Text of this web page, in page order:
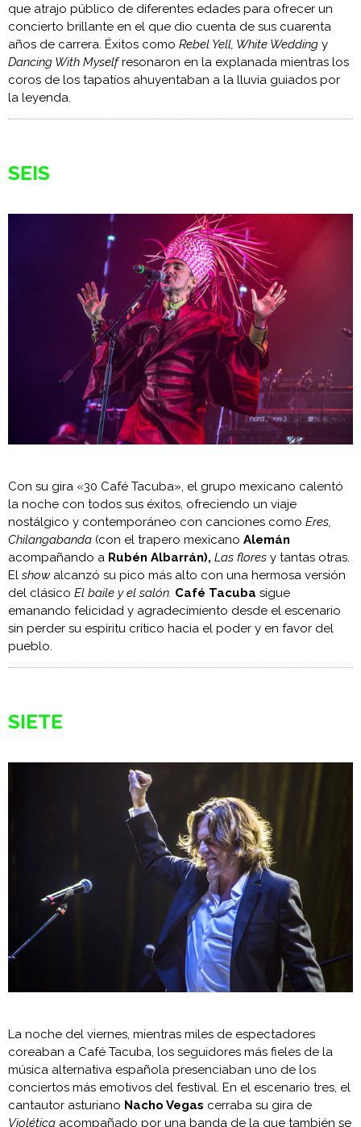
que atrajo público de diferentes edades para ofrecer un
concierto brillante en el que dio cuenta de sus cuarenta
años de carrera. Éxitos como Rebel Yell, White Wedding y
Dancing With Myselfresonaron en la explanada mientras los
coros de los tapatíos ahuyentaban a la lluvia guiados por
la leyenda.
SEIS
Con su gira «30 Café Tacuba», el grupo mexicano calentó
la noche con todos sus éxitos, ofreciendo un viaje
nostálgico y contemporáneo con canciones como Eres,
Chilangabanda (con el trapero mexicano Alemán
acompañando a Rubén Albarrán), Las flores y tantas otras.
El showalcanzó su pico más alto con una hermosa versión
del clásico El baile y el salón. Café Tacuba sigue
emanando felicidad y agradecimiento desde el escenario
sin perder su espíritu crítico hacia el poder y en favor del
pueblo.
SIETE
La noche del viernes, mientras miles de espectadores
coreaban a Café Tacuba, los seguidores más fieles de la
música alternativa española presenciaban uno de los
conciertos más emotivos del festival. En el escenario tres, el
cantautor asturiano Nacho Vegas cerraba su gira de
Violética acompañado por una banda de la que también se